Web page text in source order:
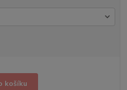
košíku